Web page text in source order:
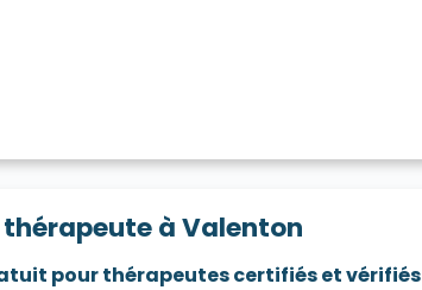
à Valenton
pour thérapeutes certifiés et vérifiés